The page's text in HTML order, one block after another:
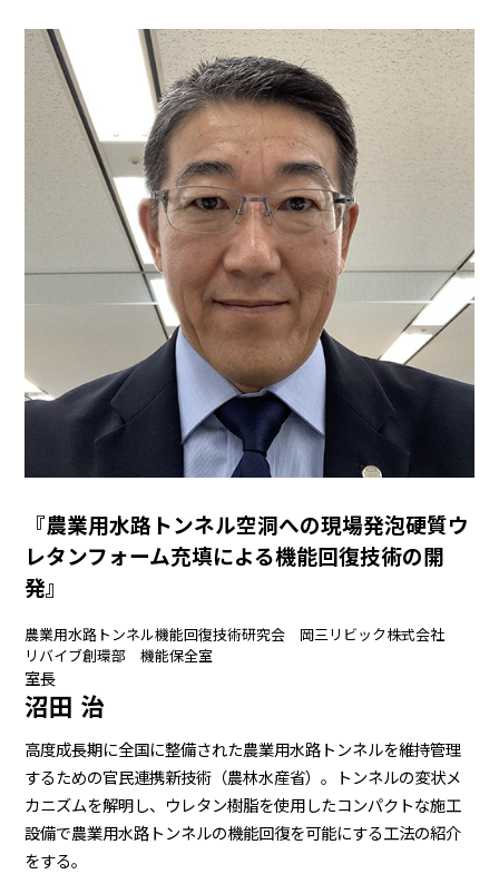
『農業用水路トンネル空洞への現場発泡硬質ウ
レタンフォーム充填による機能回復技術の開
発』
農業用水路トンネル機能回復技術研究会 岡三リビック株式会社
リバイブ創環部 機能保全室
室長
沼田 治
高度成長期に全国に整備された農業用水路トンネルを維持管理
するための官民連携新技術（農林水産省）。トンネルの変状メ
カニズムを解明し、ウレタン樹脂を使用したコンパクトな施工
設備で農業用水路トンネルの機能回復を可能にする工法の紹介
をする。